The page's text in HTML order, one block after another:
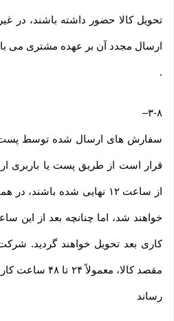
تحویل کالا حضور داشته باشند، در
ارسال مجدد آن بر عهده مشتری می
.
۳-۸–
سفارش های ارسال شده توسط پست
قرار است از طریق پست یا باربری
از ساعت ۱۲ نهایی شده
خواهند شد، اما چنانچه بعد از این
کاری بعد تحویل خواهند گردید.
مقصد کالا،
رساند